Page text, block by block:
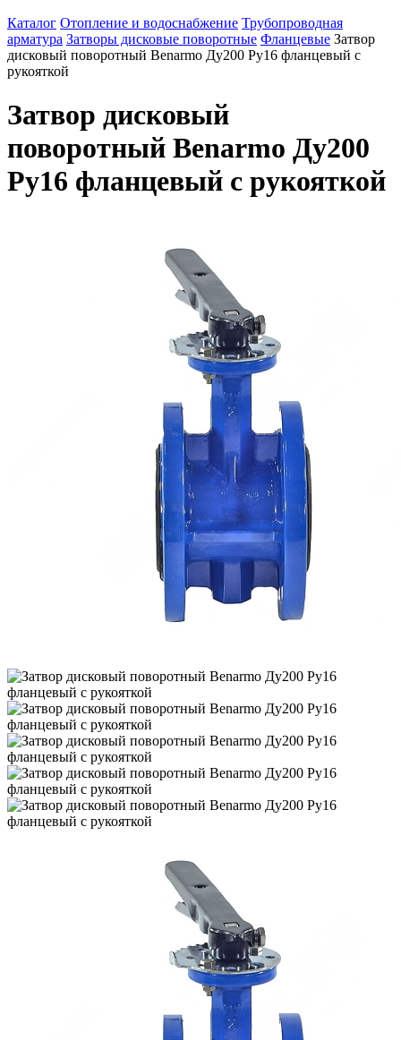
Каталог Отопление и водоснабжение Трубопроводная
арматура Затворы дисковые поворотные Фланцевые Затвор
дисковый поворотный Benarmo Ду200 Ру16 фланцевый с
рукояткой
Затвор дисковый
поворотный Benarmo Ду200
Ру16 фланцевый с рукояткой